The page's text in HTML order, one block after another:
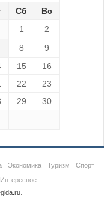
Сб
Вс
1
2
8
9
15
16
22
23
29
30
Экономика Туризм
Спорт
Интересное
.